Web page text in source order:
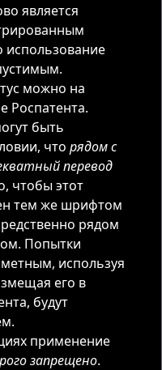
является
использование
можно на
Роспатента.
быть
что рядом с
перевод
чтобы этот
тем же шрифтом
рядом
Попытки
используя
его в
будут
применение
запрещено.